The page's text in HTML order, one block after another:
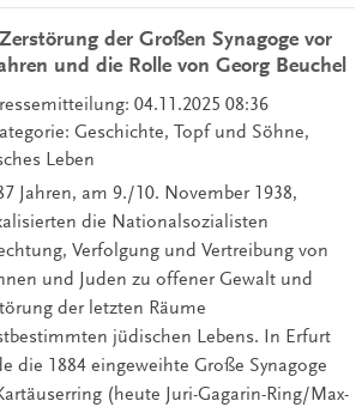
der Großen Synagoge vor
und die Rolle von Georg Beuchel
04.11.2025 08:36
Geschichte, Topf und Söhne,
Leben
Jahren, am 9./10. November 1938,
die Nationalsozialisten
Verfolgung und Vertreibung von
und Juden zu offener Gewalt und
der letzten Räume
jüdischen Lebens. In Erfurt
die 1884 eingeweihte Große Synagoge
(heute Juri-Gagarin-Ring/Max-